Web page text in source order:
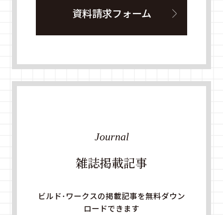
資料請求フォーム
雑誌掲載記事
Journal
ビルド・ワークスの掲載記事を無料ダウン
ロードできます